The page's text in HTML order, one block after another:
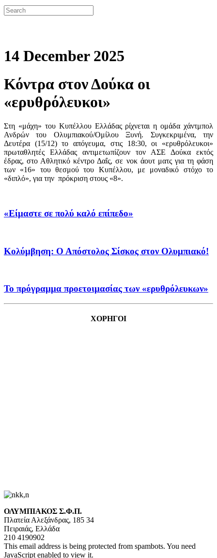
14 December 2025
Κόντρα στον Δούκα οι
«ερυθρόλευκοι»
Στη «μάχη» του Κυπέλλου Ελλάδας ρίχνεται η ομάδα χάντμπολ
Ανδρών του Ολυμπιακού/Ομίλου Ξυνή. Συγκεκριμένα, την
Δευτέρα (15/12) το απόγευμα, στις 18:30, οι «ερυθρόλευκοι»
πρωταθλητές Ελλάδας αντιμετωπίζουν τον ΑΣΕ Δούκα εκτός
έδρας, στο Αθλητικό κέντρο Δαΐς, σε νοκ άουτ ματς για τη φάση
των «16» του θεσμού του Κυπέλλου, με μοναδικό στόχο το
«διπλό», για την πρόκριση στους «8».
«Είμαστε σε πολύ καλό επίπεδο»
Κολύμβηση: Ο Απόστολος Σίσκος στον Ολυμπιακό!
Το πρόγραμμα προετοιμασίας των «ερυθρόλευκων»
ΧΟΡΗΓΟΙ
ΟΛΥΜΠΙΑΚΟΣ Σ.Φ.Π.
Πλατεία Αλεξάνδρας, 185 34
Πειραιάς, Ελλάδα
210 4190902
This email address is being protected from spambots. You need
JavaScript enabled to view it.